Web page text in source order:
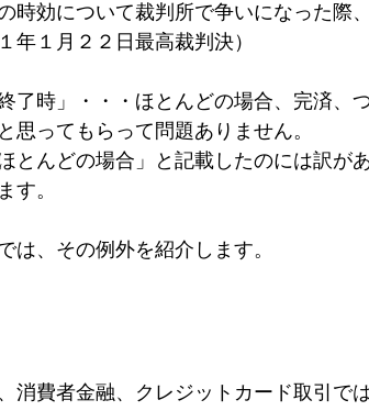
時効について裁判所で争いになった際
年１月２２日最高裁判決）
了時」・・・ほとんどの場合、完済、
思ってもらって問題ありません。
とんどの場合」と記載したのには訳が
す。
は、その例外を紹介します。
消費者金融、クレジットカード取引で